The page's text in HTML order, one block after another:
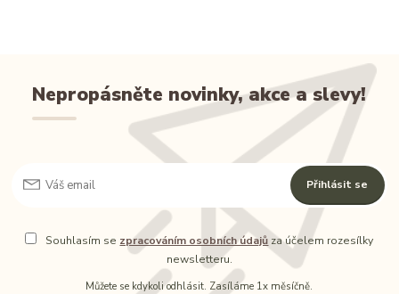
Nepropásněte novinky, akce a slevy!
Přihlásit se
Souhlasím se zpracováním osobních údajů za účelem rozesílky
newsletteru.
Můžete se kdykoli odhlásit. Zasíláme 1x měsíčně.